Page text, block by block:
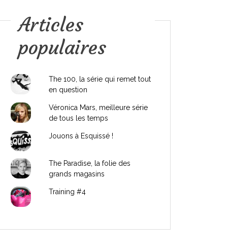
Articles
populaires
The 100, la série qui remet tout
en question
Véronica Mars, meilleure série
de tous les temps
Jouons à Esquissé !
The Paradise, la folie des
grands magasins
Training #4